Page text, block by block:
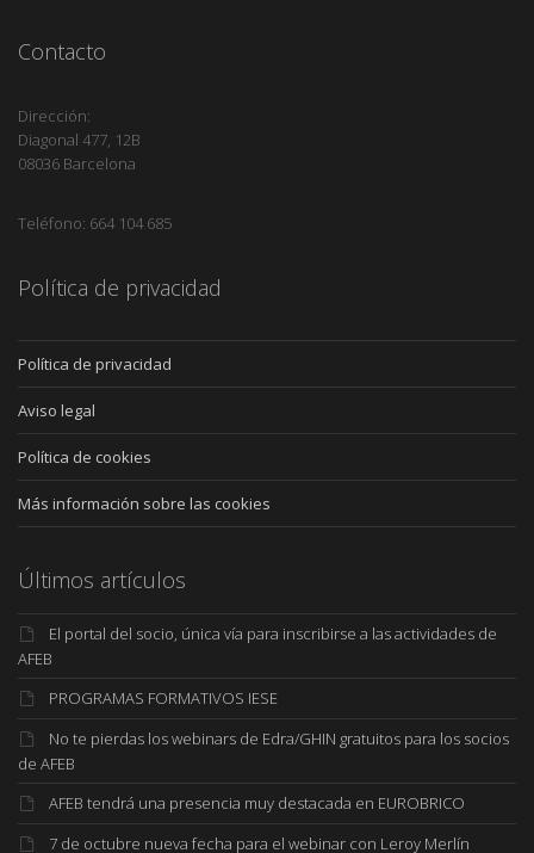
Contacto
Dirección:
Diagonal 477, 12B
08036 Barcelona
Teléfono: 664 104 685
Política de privacidad
Política de privacidad
Aviso legal
Política de cookies
Más información sobre las cookies
Últimos artículos
El portal del socio, única vía para inscribirse a las actividades de
AFEB
PROGRAMAS FORMATIVOS IESE
No te pierdas los webinars de Edra/GHIN gratuitos para los socios
de AFEB
AFEB tendrá una presencia muy destacada en EUROBRICO
7 de octubre nueva fecha para el webinar con Leroy Merlín